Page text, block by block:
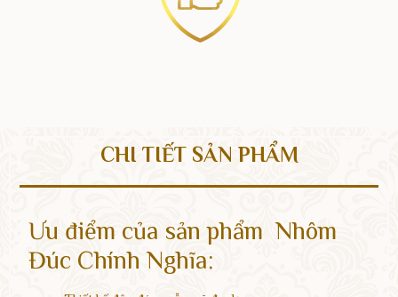
CHI TIẾT SẢN PHẨM
Ưu điểm của sản phẩm Nhôm
Đúc Chính Nghĩa: